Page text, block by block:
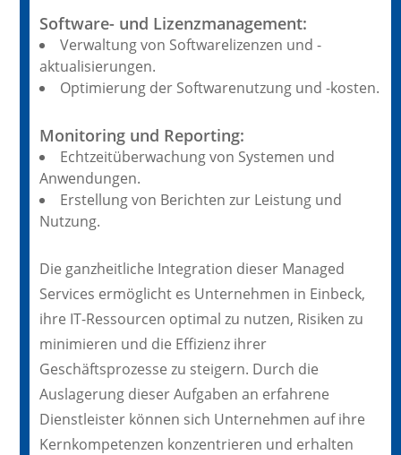
Software- und Lizenzmanagement:
Verwaltung von Softwarelizenzen und -
aktualisierungen.
Optimierung der Softwarenutzung und -kosten.
Monitoring und Reporting:
Echtzeitüberwachung von Systemen und
Anwendungen.
Erstellung von Berichten zur Leistung und
Nutzung.
Die ganzheitliche Integration dieser Managed
Services ermöglicht es Unternehmen in Einbeck,
ihre IT-Ressourcen optimal zu nutzen, Risiken zu
minimieren und die Effizienz ihrer
Geschäftsprozesse zu steigern. Durch die
Auslagerung dieser Aufgaben an erfahrene
Dienstleister können sich Unternehmen auf ihre
Kernkompetenzen konzentrieren und erhalten